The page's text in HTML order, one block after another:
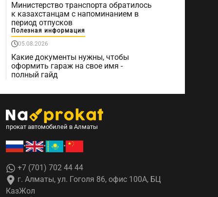
Министерство транспорта обратилось
к казахстанцам с напоминанием в
период отпусков
Полезная информация
05.08.2026
Какие документы нужны, чтобы
оформить гараж на свое имя -
полный гайд
прокат автомобилей в Алматы
• • •
+7 (701) 702 44 44
г. Алматы, ул. Гоголя 86, офис 100А, БЦ
КазЖол